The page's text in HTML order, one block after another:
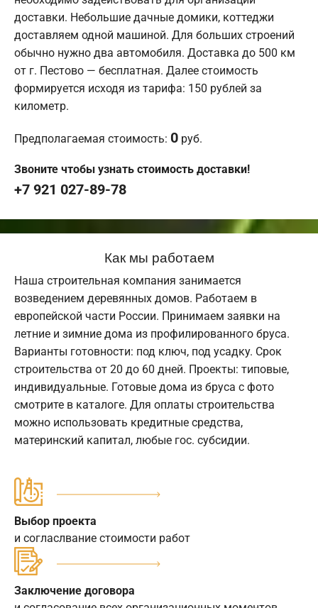
доставки. Небольшие дачные домики, коттеджи
доставляем одной машиной. Для больших строений
обычно нужно два автомобиля. Доставка до 500 км
от г. Пестово — бесплатная. Далее стоимость
формируется исходя из тарифа: 150 рублей за
километр.
Предполагаемая стоимость: 0 руб.
Звоните чтобы узнать стоимость доставки!
+7 921 027-89-78
Как мы работаем
Наша строительная компания занимается
возведением деревянных домов. Работаем в
европейской части России. Принимаем заявки на
летние и зимние дома из профилированного бруса.
Варианты готовности: под ключ, под усадку. Срок
строительства от 20 до 60 дней. Проекты: типовые,
индивидуальные. Готовые дома из бруса с фото
смотрите в каталоге. Для оплаты строительства
можно использовать кредитные средства,
материнский капитал, любые гос. субсидии.
Выбор проекта
и согласлвание стоимости работ
Заключение договора